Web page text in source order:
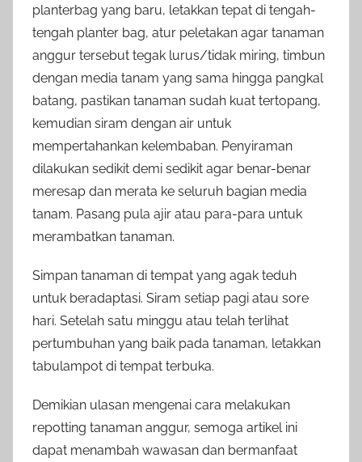
planterbag yang baru, letakkan tepat di tengah-
tengah planter bag, atur peletakan agar tanaman
anggur tersebut tegak lurus/tidak miring, timbun
dengan media tanam yang sama hingga pangkal
batang, pastikan tanaman sudah kuat tertopang,
kemudian siram dengan air untuk
mempertahankan kelembaban. Penyiraman
dilakukan sedikit demi sedikit agar benar-benar
meresap dan merata ke seluruh bagian media
tanam. Pasang pula ajir atau para-para untuk
merambatkan tanaman.
Simpan tanaman di tempat yang agak teduh
untuk beradaptasi. Siram setiap pagi atau sore
hari. Setelah satu minggu atau telah terlihat
pertumbuhan yang baik pada tanaman, letakkan
tabulampot di tempat terbuka.
Demikian ulasan mengenai cara melakukan
repotting tanaman anggur, semoga artikel ini
dapat menambah wawasan dan bermanfaat